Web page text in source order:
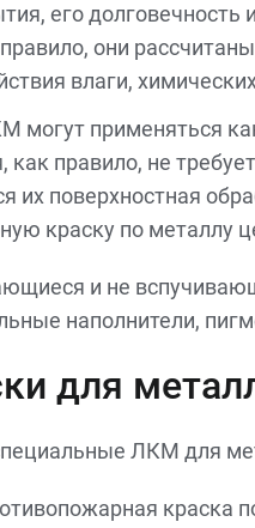
его
они
влаги,
могут применяться
как правило, не
их поверхностная
краску по металлу
и не
наполнители,
для
ЛКМ для
краска